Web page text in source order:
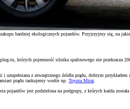
bardziej ekologicznych pojazdów. Przyjrzyjmy się, na
in, których pojemność silnika spalinowego nie przekracza
z zewnętrznego źródła prądu, dobrym
prądu tankujemy wodór np. Toyota Mirai
jest podzielona na podgrupy, z których każda